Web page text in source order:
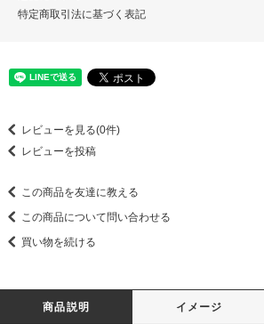
特定商取引法に基づく表記
レビューを見る(0件)
レビューを投稿
この商品を友達に教える
この商品について問い合わせる
買い物を続ける
商品説明 イメージ